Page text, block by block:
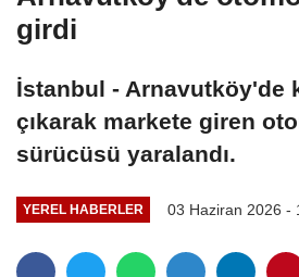
girdi
İstanbul - Arnavutköy'de
çıkarak markete giren
sürücüsü yaralandı.
YEREL HABERLER 03 Haziran 2026 -